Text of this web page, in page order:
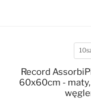
do ulubionych
Ilość
sztuk
Record
60x60cm - maty,